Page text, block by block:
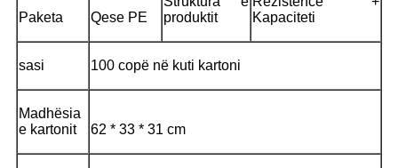
Paketa Qese PE
produktit
Kapaciteti
sasi 100 copë në kuti kartoni
Madhësia
e kartonit
62 * 33 * 31 cm